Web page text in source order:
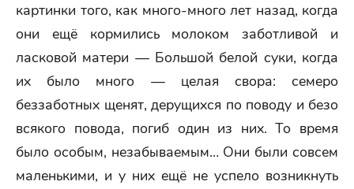
картинки того, как много-много лет назад, когда
они ещё кормились молоком заботливой и
ласковой матери — Большой белой суки, когда
их было много — целая свора: семеро
беззаботных щенят, дерущихся по поводу и безо
всякого повода, погиб один из них. То время
было особым, незабываемым… Они были совсем
маленькими, и у них ещё не успело возникнуть